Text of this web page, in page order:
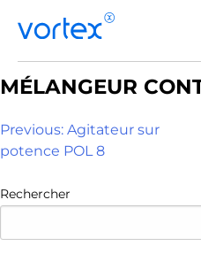
Skip
to
MÉLANGEUR
NAVIGATION
DE
L’ARTICLE
Previous: Agitateur sur
potence POL 8
Rechercher